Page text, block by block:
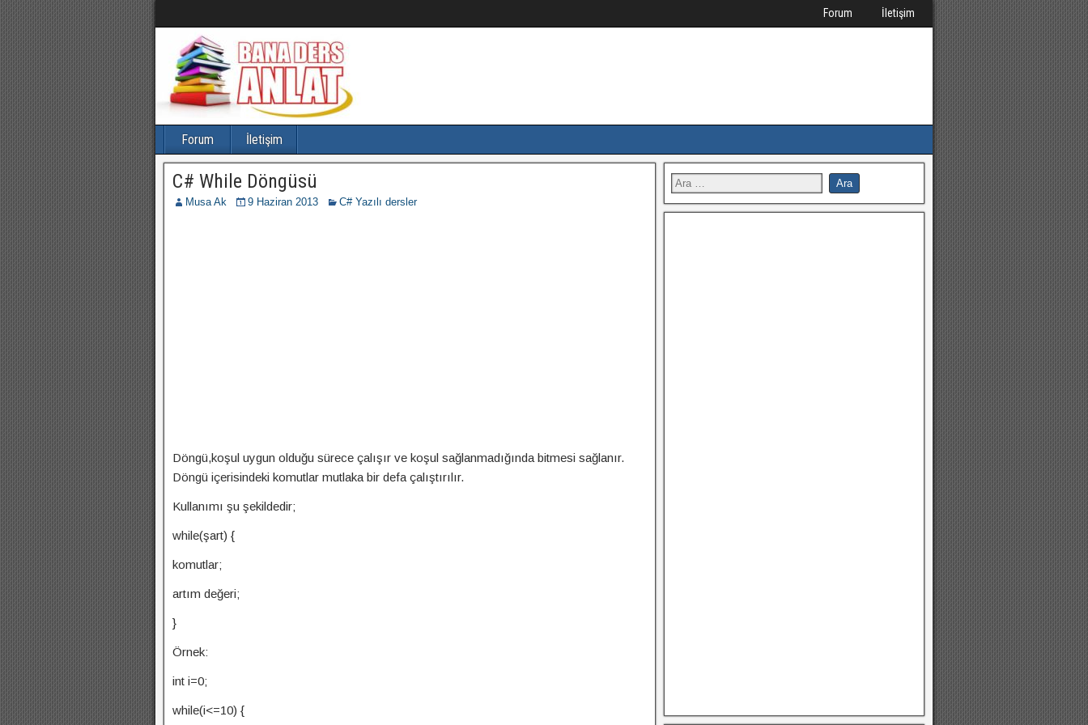
Forum İletişim
Forum İletişim
C# While Döngüsü
Musa Ak 9 Haziran 2013 C# Yazılı dersler
Döngü,koşul uygun olduğu sürece çalışır ve koşul sağlanmadığında bitmesi sağlanır.
Döngü içerisindeki komutlar mutlaka bir defa çalıştırılır.
Kullanımı şu şekildedir;
while(şart) {
komutlar;
artım değeri;
}
Örnek:
int i=0;
while(i<=10) {